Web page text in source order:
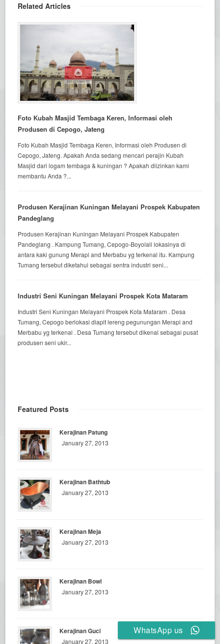
Related Articles
Foto Kubah Masjid Tembaga Keren, Informasi oleh
Produsen di Cepogo, Jateng
Foto Kubah Masjid Tembaga Keren, Informasi oleh Produsen di
Cepogo, Jateng. Apakah Anda sedang mencari perajin Kubah
Masjid dari logam tembaga & kuningan ? Apakah diizinkan kami
membantu Anda ?...
Produsen Kerajinan Kuningan Melayani Prospek Kabupaten
Pandeglang
Produsen Kerajinan Kuningan Melayani Prospek Kabupaten
Pandeglang . Kampung Tumang, Cepogo-Boyolali lokasinya di
antara kaki gunung Merapi and Merbabu yg terkenal itu. Kampung
Tumang tersebut diketahui sebagai sentra industri seni...
Industri Seni Kuningan Melayani Prospek Kota Mataram
Industri Seni Kuningan Melayani Prospek Kota Mataram . Desa
Tumang, Cepogo berlokasi diapit lereng pegunungan Merapi and
Merbabu yg terkenal . Desa Tumang tersebut dikenal sebagai pusat
produsen seni ukir...
Featured Posts
Kerajinan Patung
January 27, 2013
Kerajinan Bathtub
January 27, 2013
Kerajinan Meja
January 27, 2013
Kerajinan Bowl
January 27, 2013
Kerajinan Guci
January 27, 2013
WhatsApp us